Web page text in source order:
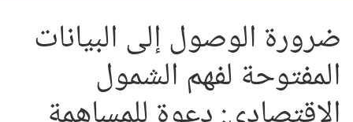
ضرورة الوصول إلى البيانات
المفتوحة لفهم الشمول